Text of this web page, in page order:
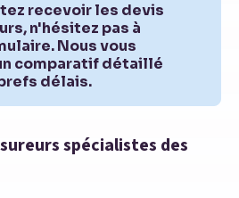
recevoir les devis
n'hésitez pas à
Nous vous
comparatif détaillé
délais.
spécialistes des